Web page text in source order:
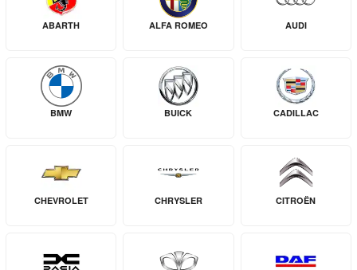
ABARTH ALFA ROMEO AUDI
BMW BUICK CADILLAC
CHEVROLET CHRYSLER CITROËN